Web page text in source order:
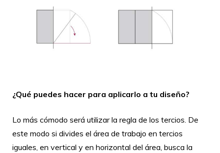
¿Qué puedes hacer para aplicarlo a tu diseño?
Lo más cómodo será utilizar la regla de los tercios. De
este modo si divides el área de trabajo en tercios
iguales, en vertical y en horizontal del área, busca la